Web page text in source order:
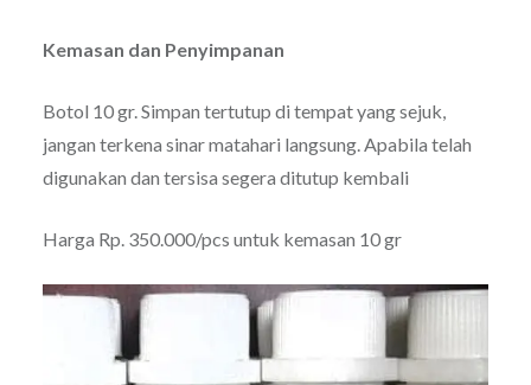
Kemasan dan Penyimpanan
Botol 10 gr. Simpan tertutup di tempat yang sejuk,
jangan terkena sinar matahari langsung. Apabila telah
digunakan dan tersisa segera ditutup kembali
Harga Rp. 350.000/pcs untuk kemasan 10 gr